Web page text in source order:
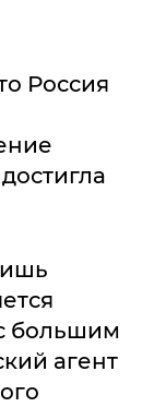
Россия
большим
агент